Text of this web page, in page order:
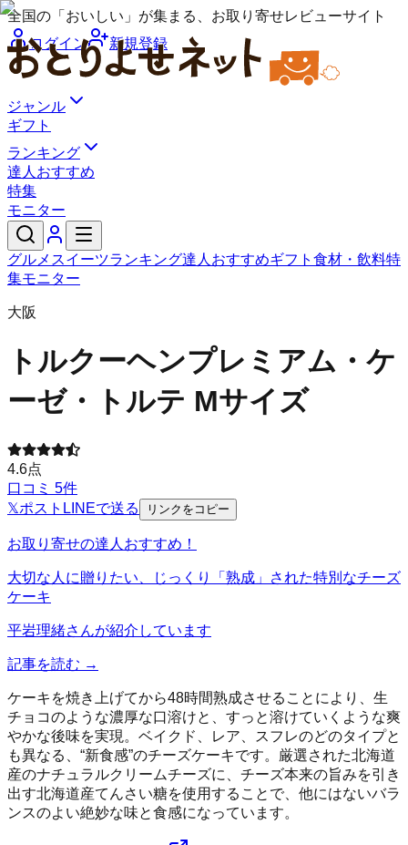
全国の「おいしい」が集まる、お取り寄せレビューサイト
ログイン
新規登録
ジャンル
ギフト
ランキング
達人おすすめ
特集
モニター
グルメ スイーツランキング達人おすすめギフト 食材・飲料特
集モニター
大阪
トルクーヘンプレミアム・ケ
ーゼ・トルテ Mサイズ
4.6点
口コミ 5件
𝕏ポスト LINEで送る リンクをコピー
お取り寄せの達人おすすめ！
大切な人に贈りたい、じっくり「熟成」された特別なチーズ
ケーキ
平岩理緒さんが紹介しています
記事を読む →
ケーキを焼き上げてから48時間熟成させることにより、生
チョコのような濃厚な口溶けと、すっと溶けていくような爽
やかな後味を実現。ベイクド、レア、スフレのどのタイプと
も異なる、“新食感”のチーズケーキです。厳選された北海道
産のナチュラルクリームチーズに、チーズ本来の旨みを引き
出す北海道産てんさい糖を使用することで、他にはないバラ
ンスのよい絶妙な味と食感になっています。